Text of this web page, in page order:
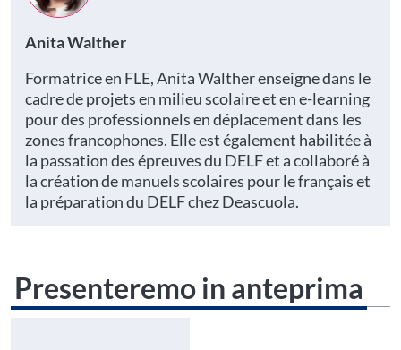
Anita Walther
Formatrice en FLE, Anita Walther enseigne dans le
cadre de projets en milieu scolaire et en e-learning
pour des professionnels en déplacement dans les
zones francophones. Elle est également habilitée à
la passation des épreuves du DELF et a collaboré à
la création de manuels scolaires pour le français et
la préparation du DELF chez Deascuola.
Presenteremo in anteprima